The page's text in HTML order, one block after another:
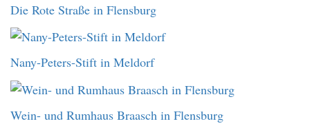
Die Rote Straße in Flensburg
Nany-Peters-Stift in Meldorf
Wein- und Rumhaus Braasch in Flensburg